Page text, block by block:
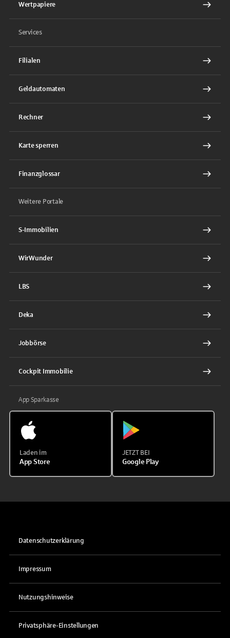
Wertpapiere
Services
Filialen
Geldautomaten
Rechner
Karte sperren
Finanzglossar
Weitere Portale
S-Immobilien
WirWunder
LBS
Deka
Jobbörse
Cockpit Immobilie
App Sparkasse
Laden im
App Store
JETZT BEI
Google Play
Datenschutzerklärung
Impressum
Nutzungshinweise
Privatsphäre-Einstellungen